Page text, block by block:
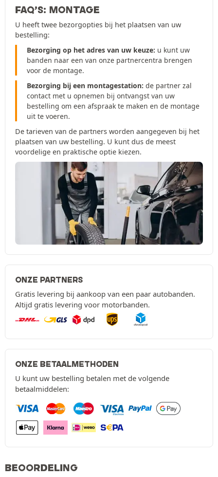
FAQ’S: MONTAGE
U heeft twee bezorgopties bij het plaatsen van uw
bestelling:
Bezorging op het adres van uw keuze: u kunt uw
banden naar een van onze partnercentra brengen
voor de montage.
Bezorging bij een montagestation: de partner zal
contact met u opnemen bij ontvangst van uw
bestelling om een afspraak te maken en de montage
uit te voeren.
De tarieven van de partners worden aangegeven bij het
plaatsen van uw bestelling. U kunt dus de meest
voordelige en praktische optie kiezen.
ONZE PARTNERS
Gratis levering bij aankoop van een paar autobanden.
Altijd gratis levering voor motorbanden.
ONZE BETAALMETHODEN
U kunt uw bestelling betalen met de volgende
betaalmiddelen:
BEOORDELING